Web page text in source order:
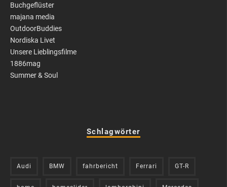
Buchgeflüster
majana media
OutdoorBuddies
Nordiska Livet
Unsere Lieblingsfilme
1886mag
Summer & Soul
Schlagwörter
Audi BMW fahrbericht Ferrari GT-R